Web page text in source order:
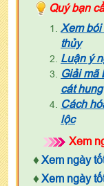
Quý bạn
Xem
thủy
Luận ý
Giải mã
cát hung
Cách
lộc
Xem
♦ Xem ngày
♦ Xem ngày